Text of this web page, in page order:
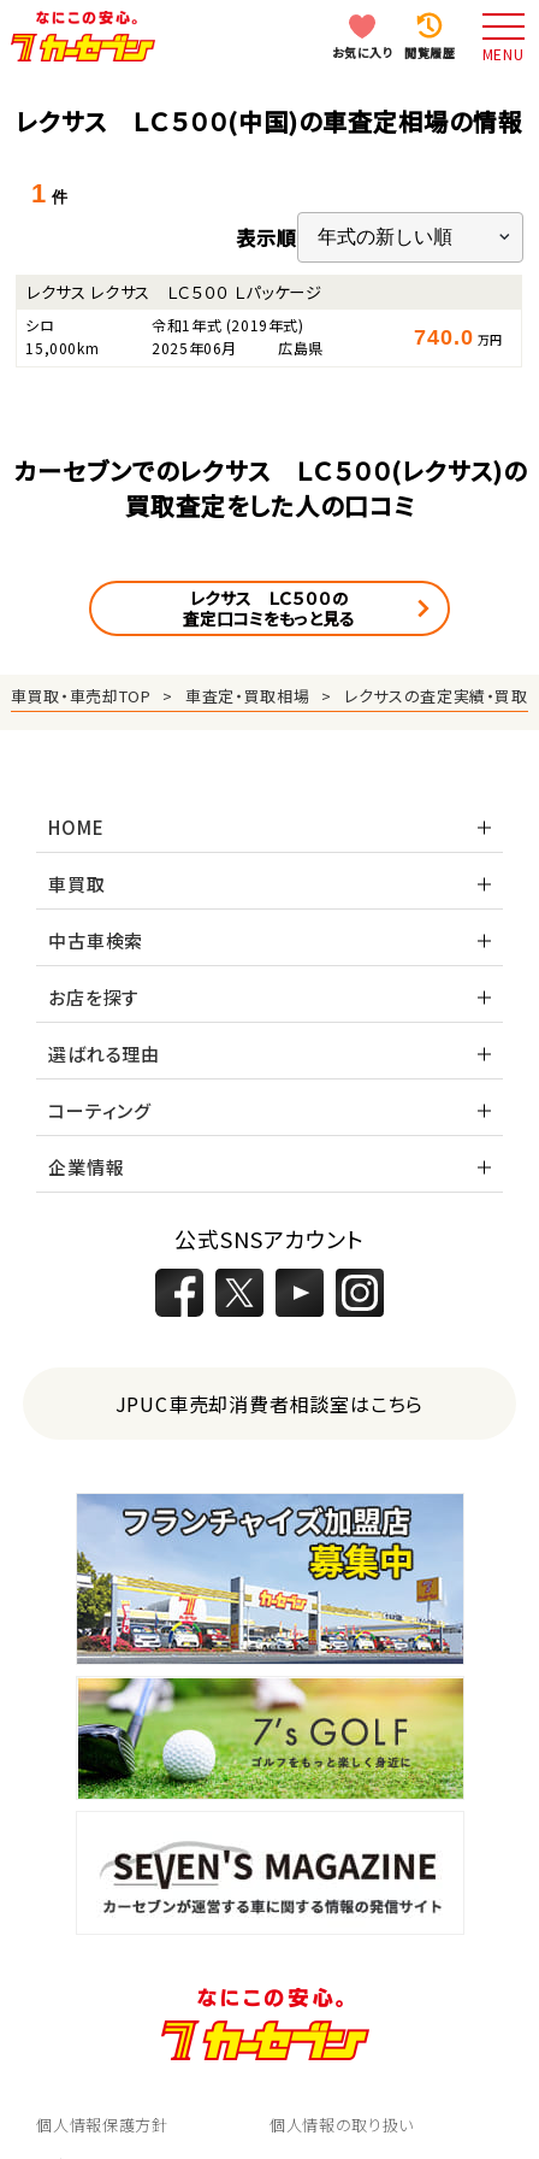
お気に入り 閲覧履歴 MENU
レクサス ＬＣ５００(中国)の車査定相場の情報
1 件
表示順
レクサス レクサス ＬＣ５００ Ｌパッケージ
シロ 令和1年式 (2019年式)
15,000km
2025年06月 広島県 740.0 万円
カーセブンでのレクサス ＬＣ５００(レクサス)の
買取査定をした人の口コミ
レクサス ＬＣ５００の
査定口コミをもっと見る
車買取・車売却TOP 車査定・買取相場 レクサスの査定実績・買取
HOME
車買取
中古車検索
お店を探す
選ばれる理由
コーティング
企業情報
公式SNSアカウント
JPUC車売却消費者相談室はこちら
個人情報保護方針
個人情報の取り扱い